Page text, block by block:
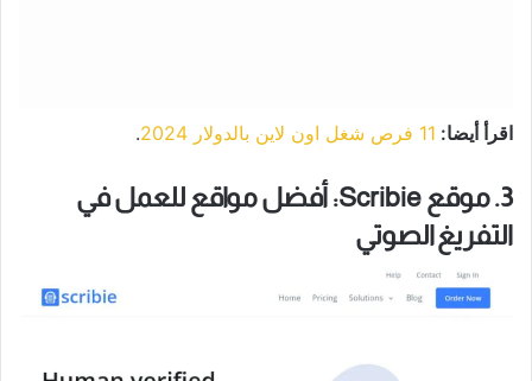
اقرأ أيضا: 11 فرص شغل اون لاين بالدولار 2024 .
3. موقع Scribie: أفضل مواقع للعمل في
التفريغ الصوتي